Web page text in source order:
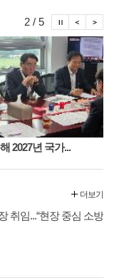
2027년 국가...
2 / 5 시
시정뉴
취임...“현장 중심 소방
더보기